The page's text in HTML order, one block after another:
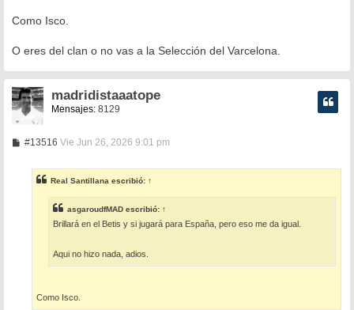
Como Isco.
O eres del clan o no vas a la Selección del Varcelona.
madridistaaatope
Mensajes: 8129
#13516M
a
j
e
Vie Jun 26, 2026 9:01 pm
Real Santillana escribió: ↑
asgaroudfMAD escribió: ↑
Brillará en el Betis y si jugará para España, pero eso me da igual.
Aqui no hizo nada, adios.
Como Isco.